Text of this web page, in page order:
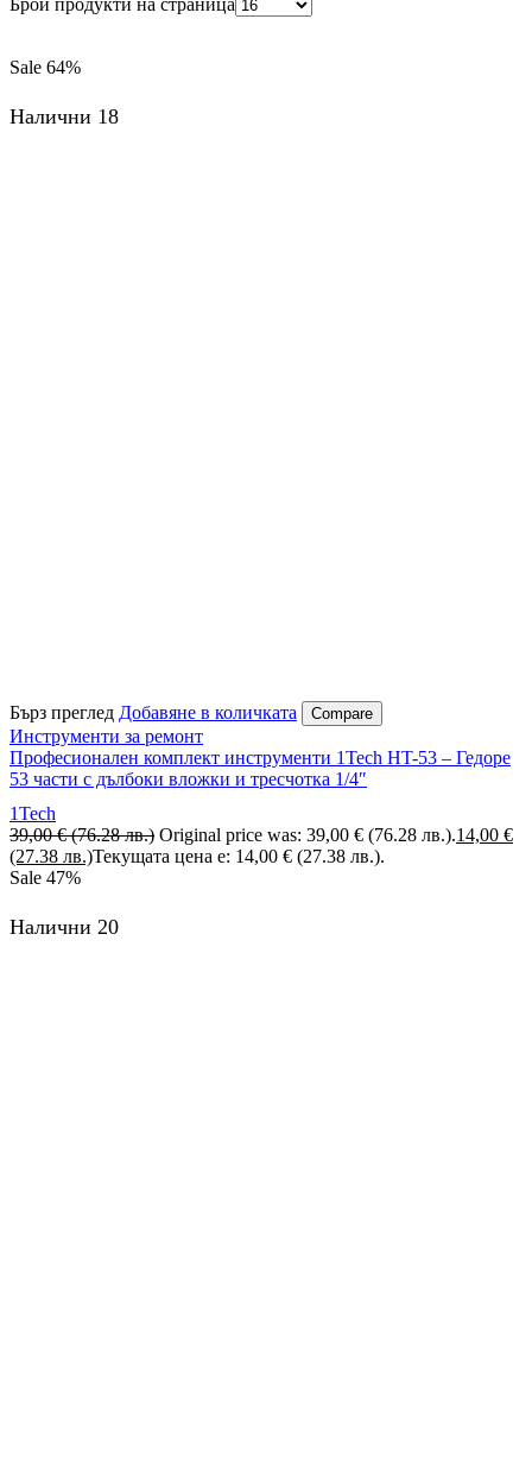
Sale 64%
Налични 18
Бърз преглед Добавяне в количката Compare
Инструменти за ремонт
Професионален комплект инструменти 1Tech HT-53 – Гедоре
53 части с дълбоки вложки и тресчотка 1/4″
1Tech
39,00€ (76.28 лв.) Original price was: 39,00 € (76.28 лв.).14,00 €
(27.38 лв.)Текущата цена е: 14,00 € (27.38 лв.).
Sale 47%
Налични 20